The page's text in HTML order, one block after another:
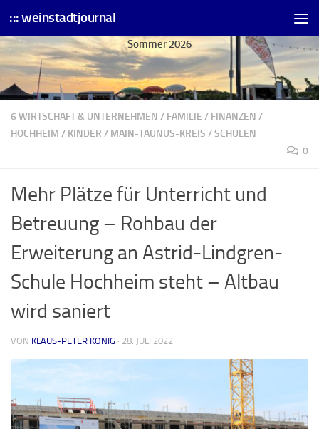
Skip to content
::: weinstadtjournal
Sommer 2026
6 WIRTSCHAFT & UNTERNEHMEN / FAMILIE / FINANZEN /
HOCHHEIM / KINDER / MAIN-TAUNUS-KREIS /SCHULEN
0
Mehr Plätze für Unterricht und
Betreuung – Rohbau der
Erweiterung an Astrid-Lindgren-
Schule Hochheim steht – Altbau
wird saniert
VON KLAUS-PETER KÖNIG · 28. JULI 2022